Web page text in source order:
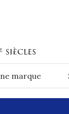
marque